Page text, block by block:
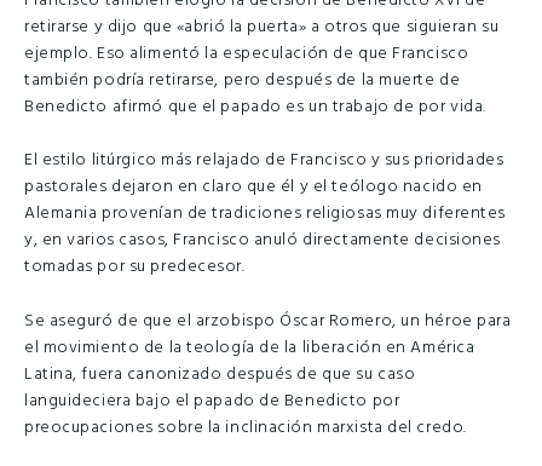
retirarse y dijo que «abrió la puerta» a otros que siguieran su
ejemplo. Eso alimentó la especulación de que Francisco
también podría retirarse, pero después de la muerte de
Benedicto afirmó que el papado es un trabajo de por vida.
El estilo litúrgico más relajado de Francisco y sus prioridades
pastorales dejaron en claro que él y el teólogo nacido en
Alemania provenían de tradiciones religiosas muy diferentes
y, en varios casos, Francisco anuló directamente decisiones
tomadas por su predecesor.
Se aseguró de que el arzobispo Óscar Romero, un héroe para
el movimiento de la teología de la liberación en América
Latina, fuera canonizado después de que su caso
languideciera bajo el papado de Benedicto por
preocupaciones sobre la inclinación marxista del credo.